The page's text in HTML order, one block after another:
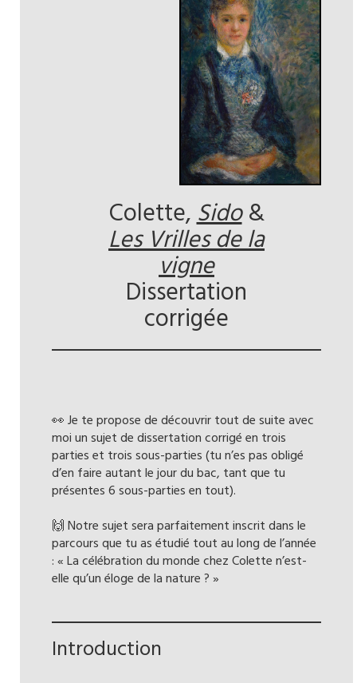
Colette,Sido&
Les Vrilles de la
vigne
Dissertation
corrigée
👀 Je te propose de découvrir tout de suite avec
moi un sujet de dissertation corrigé en trois
parties et trois sous-parties (tu n’es pas obligé
d’en faire autant le jour du bac, tant que tu
présentes 6 sous-parties en tout).
🙌 Notre sujet sera parfaitement inscrit dans le
parcours que tu as étudié tout au long de l’année
: « La célébration du monde chez Colette n’est-
elle qu’un éloge de la nature ? »
Introduction